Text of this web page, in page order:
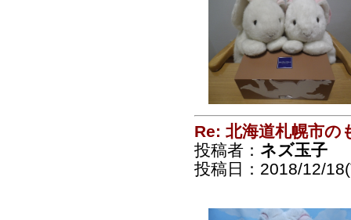
Re: 北海道札幌市の
投稿者： ネズ玉子
投稿日：2018/12/